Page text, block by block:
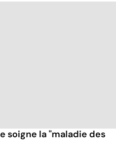
soigne la "maladie des